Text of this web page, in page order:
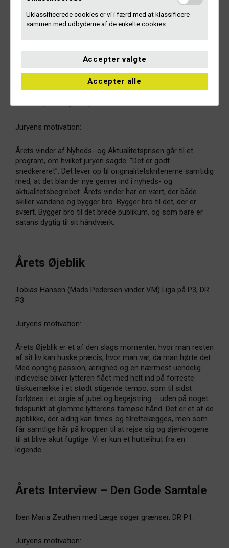
Uklassificerede cookies er vi i færd med at klassificere
sammen med udbyderne af de enkelte cookies.
Accepter valgte
Accepter alle
med selvstændig journalistik i en form, der virkelig viser, at
de har arbejdet med det. Det har simpelthen været deres år.
Årets Nyheds- og
Aktualitetsprogram
Genstart, DR’s nyhedspodcast.
Juryens motivation:
Årets vinder af Nyheds- og Aktualitetsprisen går til et
program, om hvilket juryen sagde: ”Det er godt
snedkereret”. Det lever op til originalitetskriterierne samtidig
med, at det blander nye genrer ind i nyheds- og
aktualitetsbegrebet. Årets vinder har en vært, der både
skiller vandene og bygger bro. Bygger bro til det, der er
svært. Bygger bro til det brede publikum, og som bare er
satans dygtig til sit håndværk.
Årets Øjeblik
Tobias Hansen (Mads Pedersen vinder VM) Liga på P3, DR
P3.
Juryens motivation:
Årets Øjeblik er et af den slags momenter, hvor man resten
af sit liv kan huske præcis, hvor man var, da man hørte det.
Med oprigtig passion, ærlighed og en nærmest uendelig
indlevelse bliver lytteren flået med helt ind på forreste
tilskuerrække i et stødt stigende tempo, som til sidst
forløses i et orgie af jubel og begejstring – uden på noget
tidspunkt at glemme lytterens famøse hånd. Det er et af de
øjeblikke, der aldrig kan times og tilrettelægges, men som
får samtlige hår på kroppen til at rejse sig og øjenkrogene
til at blive akut fugtige. Vi er kun et huttelihut fra en
legende.
Årets Interview – Den Gode Samtale
Iben Maria Zeuthen med Læge søger grænser, DR P1.
Juryens motivation: